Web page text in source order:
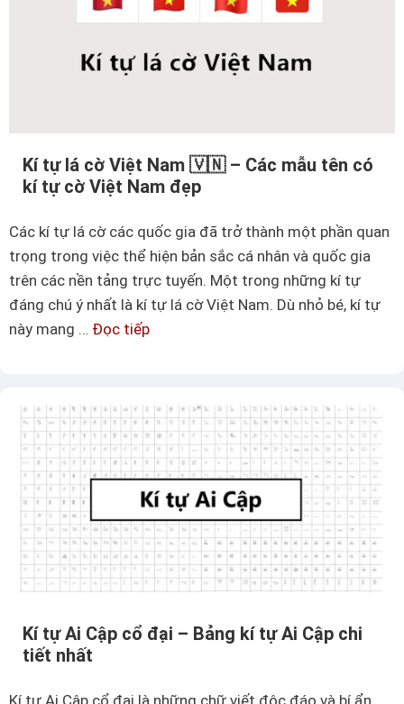
Kí tự lá cờ Việt Nam 🇻🇳 – Các mẫu tên có
kí tự cờ Việt Nam đẹp
Các kí tự lá cờ các quốc gia đã trở thành một phần quan
trọng trong việc thể hiện bản sắc cá nhân và quốc gia
trên các nền tảng trực tuyến. Một trong những kí tự
đáng chú ý nhất là kí tự lá cờ Việt Nam. Dù nhỏ bé, kí tự
này mang … Đọc tiếp
ự
c
ờ
V
t
a
🇻🇳
Kí tự Ai Cập cổ đại – Bảng kí tự Ai Cập chi
tiết nhất
Kí tự Ai Cập cổ đại là những chữ viết độc đáo và bí ẩn.